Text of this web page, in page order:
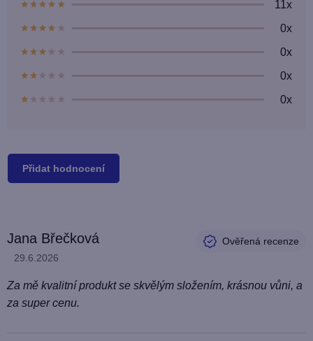
5
11x
0x
0x
0x
0x
Přidat hodnocení
ý
p
i
s
Jana Břečková
Hodnocení produktu je 5 z 5 hvězdiček.
29.6.2026
Za mě kvalitní produkt se skvělým složením, krásnou vůni, a
za super cenu.